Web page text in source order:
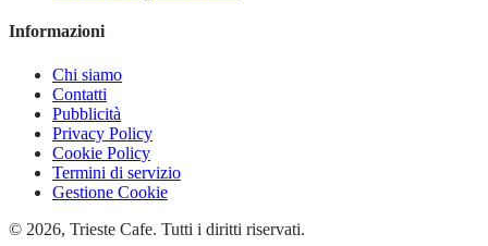
Informazioni
Chi siamo
Contatti
Pubblicità
Privacy Policy
Cookie Policy
Termini di servizio
Gestione Cookie
© 2026, Trieste Cafe. Tutti i diritti riservati.